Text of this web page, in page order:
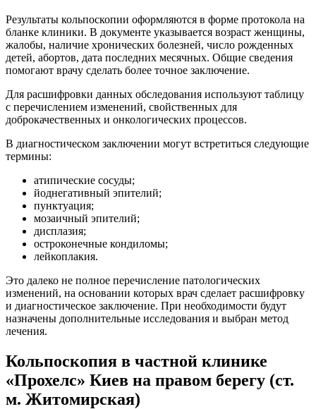
Результаты кольпоскопии оформляются в форме протокола на
бланке клиники. В документе указывается возраст женщины,
жалобы, наличие хронических болезней, число рожденных
детей, абортов, дата последних месячных. Общие сведения
помогают врачу сделать более точное заключение.
Для расшифровки данных обследования используют таблицу
с перечислением изменений, свойственных для
доброкачественных и онкологических процессов.
В диагностическом заключении могут встретиться следующие
термины:
атипические сосуды;
йоднегативный эпителий;
пунктуация;
мозаичный эпителий;
дисплазия;
остроконечные кондиломы;
лейкоплакия.
Это далеко не полное перечисление патологических
изменений, на основании которых врач сделает расшифровку
и диагностическое заключение. При необходимости будут
назначены дополнительные исследования и выбран метод
лечения.
Кольпоскопия в частной клинике
«Прохелс» Киев на правом берегу (ст.
м. Житомирская)